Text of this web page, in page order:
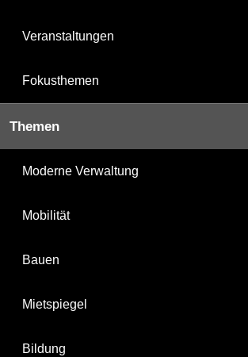
Veranstaltungen
Fokusthemen
Themen
Moderne Verwaltung
Mobilität
Bauen
Mietspiegel
Bildung